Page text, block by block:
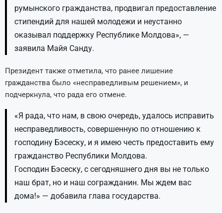
румынского гражданства, продвигал предоставление
стипендий для нашей молодежи и неустанно
оказывал поддержку Республике Молдова», —
заявила Майя Санду.
Президент также отметила, что ранее лишение
гражданства было «несправедливым решением», и
подчеркнула, что рада его отмене.
«Я рада, что нам, в свою очередь, удалось исправить
несправедливость, совершенную по отношению к
господину Бэсеску, и я имею честь предоставить ему
гражданство Республики Молдова.
Господин Бэсеску, с сегодняшнего дня вы не только
наш брат, но и наш согражданин. Мы ждем вас
дома!» — добавила глава государства.